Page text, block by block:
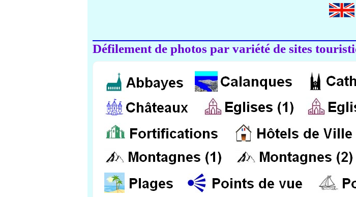
Défilement de photos par variété de sites